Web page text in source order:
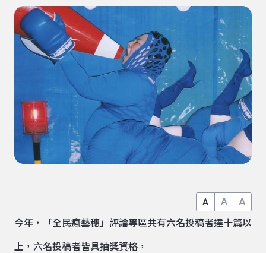
A A A
今年，「全民瘋藝穗」評論專區共有六名投稿者達十篇以
上，六名投稿者皆具抽獎資格，